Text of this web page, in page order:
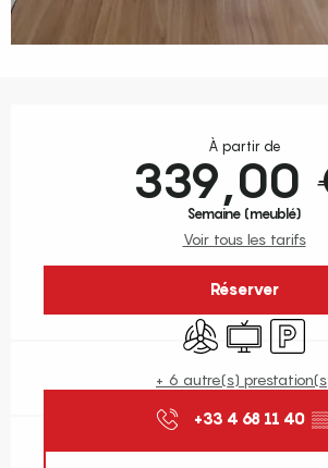
À partir de
339,00
Semaine (meublé)
Voir tous les tarifs
Réserver
Air conditionné
Télévision
Parking
+ 6 autre(s)
+33 4 68 11 40